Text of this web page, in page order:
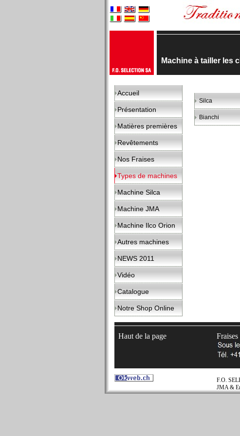
Machine à tailler les
Accueil
Présentation
Matières premières
Revêtements
Nos Fraises
Types de machines
Machine Silca
Machine JMA
Machine Ilco Orion
Autres machines
NEWS 2011
Vidéo
Catalogue
Notre Shop Online
Silca
Bianchi
Haut de la page
F.O.
JMA &